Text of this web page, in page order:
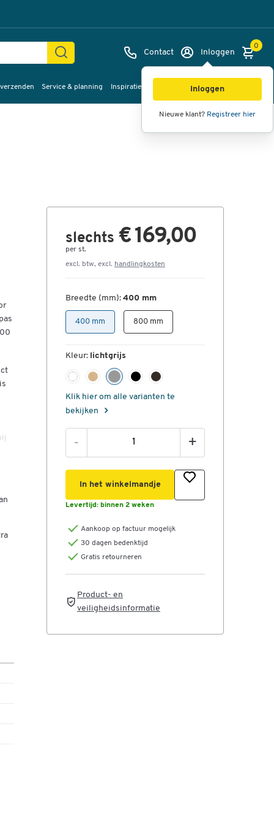
Contact Inloggen
Inloggen
Nieuwe klant? Registreer hier
0
Service & planning Inspiratie
slechts € 169,00
per st.
excl. btw, excl. handlingkosten
Breedte (mm): 400 mm
400 mm 800 mm
Kleur: lichtgrijs
Klik hier om alle varianten te
bekijken
- +
In het winkelmandje
Levertijd: binnen 2 weken
Aankoop op factuur mogelijk
30 dagen bedenktijd
Gratis retourneren
Product- en
veiligheidsinformatie
Afbeeldingen Video's
360°
weergave